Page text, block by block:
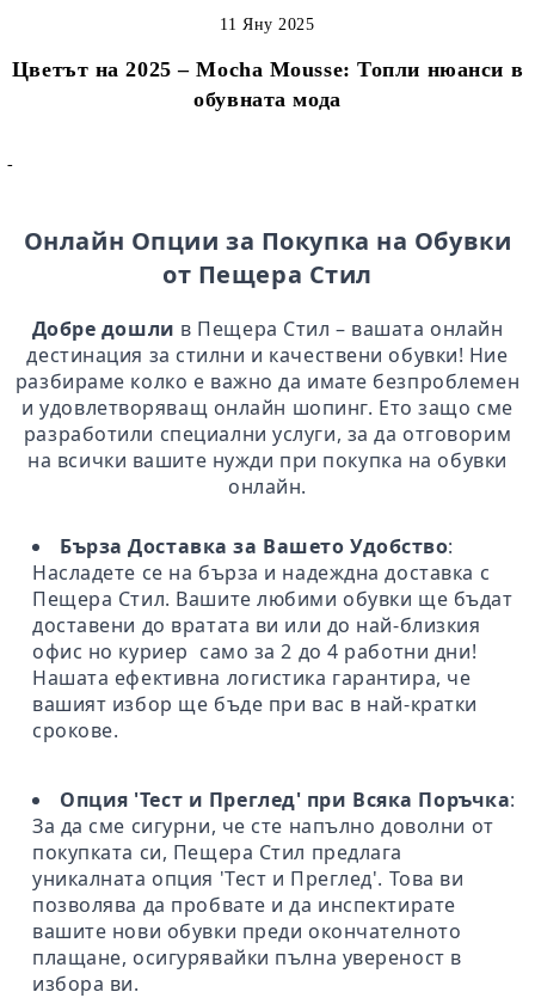
Цветът на 2025 – Mocha Mousse: Топли нюанси в
обувната мода
11 Яну 2025
-
Онлайн Опции за Покупка на Обувки
от Пещера Стил
Добре дошли в Пещера Стил – вашата онлайн
дестинация за стилни и качествени обувки! Ние
разбираме колко е важно да имате безпроблемен
и удовлетворяващ онлайн шопинг. Ето защо сме
разработили специални услуги, за да отговорим
на всички вашите нужди при покупка на обувки
онлайн.
Бърза Доставка за Вашето Удобство:
Насладете се на бърза и надеждна доставка с
Пещера Стил. Вашите любими обувки ще бъдат
доставени до вратата ви или до най-близкия
офис но куриер само за 2 до 4 работни дни!
Нашата ефективна логистика гарантира, че
вашият избор ще бъде при вас в най-кратки
срокове.
Опция 'Тест и Преглед' при Всяка Поръчка:
За да сме сигурни, че сте напълно доволни от
покупката си, Пещера Стил предлага
уникалната опция 'Тест и Преглед'. Това ви
позволява да пробвате и да инспектирате
вашите нови обувки преди окончателното
плащане, осигурявайки пълна увереност в
избора ви.